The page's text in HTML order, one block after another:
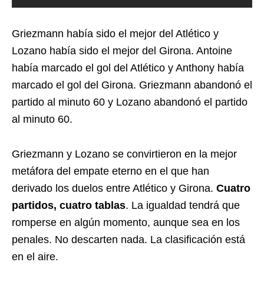
Griezmann había sido el mejor del Atlético y
Lozano había sido el mejor del Girona. Antoine
había marcado el gol del Atlético y Anthony había
marcado el gol del Girona. Griezmann abandonó el
partido al minuto 60 y Lozano abandonó el partido
al minuto 60.
Griezmann y Lozano se convirtieron en la mejor
metáfora del empate eterno en el que han
derivado los duelos entre Atlético y Girona. Cuatro
partidos, cuatro tablas. La igualdad tendrá que
romperse en algún momento, aunque sea en los
penales. No descarten nada. La clasificación está
en el aire.